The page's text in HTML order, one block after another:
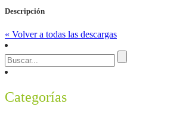
Descripción
« Volver a todas las descargas
Categorías